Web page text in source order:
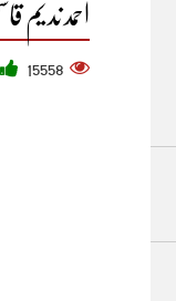
احمد ندیم
15558